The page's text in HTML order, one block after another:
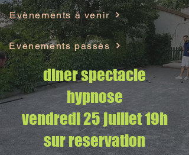
Evènements à venir
Evènements passés
diner spectacle
hypnose
vendredi 25 juillet 19h
sur reservation